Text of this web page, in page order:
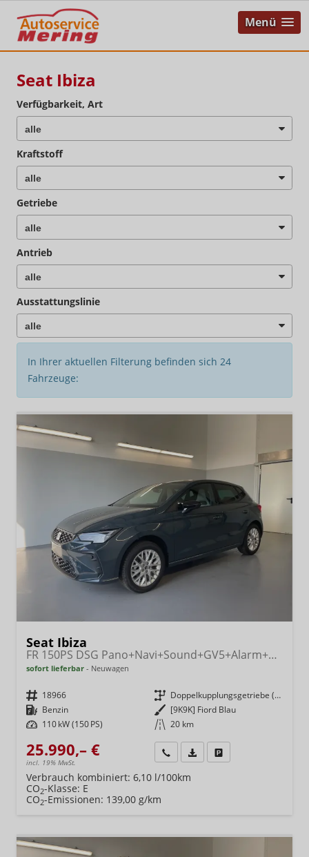
Menü
Seat Ibiza
Verfügbarkeit, Art
Kraftstoff
Getriebe
Antrieb
Ausstattungslinie
In Ihrer aktuellen Filterung befinden sich 24
Fahrzeuge:
Seat Ibiza
FR 150PS DSG Pano+Navi+Sound+GV5+Alarm+Kessy+Voll-LED+Sitzheizung
sofort lieferbar Neuwagen
Fahrzeugnr. 18966 Getriebe
Doppelkupplungsgetriebe (DSG)
Kraftstoff Benzin Außenfarbe [9K9K] Fiord Blau
Leistung 110 kW (150 PS) Kilometerstand 20 km
25.990,– €
incl. 19% MwSt.
Wir rufen Sie anFahrzeugexposé (PDF)
Verbrauch kombiniert: 6,10 l/100km
CO2-Klasse: E
CO2-Emissionen: 139,00 g/km